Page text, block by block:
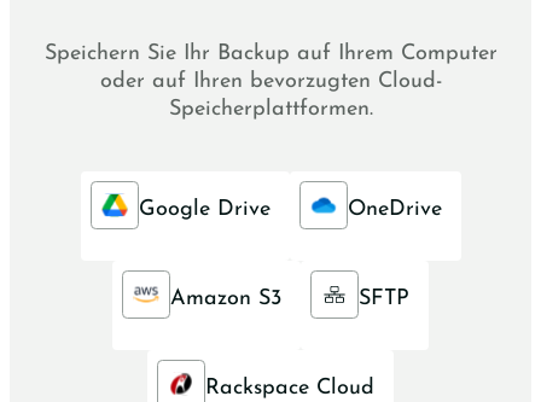
Speichern Sie Ihr Backup auf Ihrem Computer
oder auf Ihren bevorzugten Cloud-
Speicherplattformen.
Google Drive OneDrive
Amazon S3 SFTP
Rackspace Cloud